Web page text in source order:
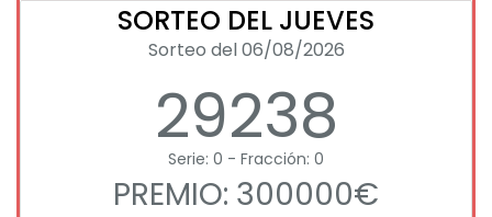
SORTEO DEL JUEVES
Sorteo del 06/08/2026
29238
Serie: 0 - Fracción: 0
PREMIO: 300000€